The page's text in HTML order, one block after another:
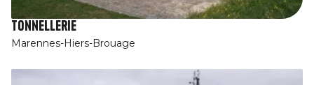
Tonnellerie
Marennes-Hiers-Brouage